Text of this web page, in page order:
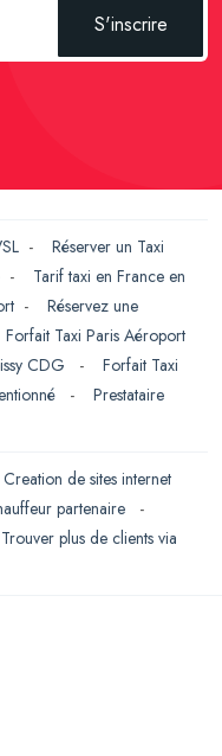
S'inscrire
- Réserver un Taxi
- Tarif taxi en France en
- Réservez une
Forfait Taxi Paris Aéroport
CDG - Forfait Taxi
- Prestataire
Creation de sites internet
partenaire
-
Trouver plus de clients via